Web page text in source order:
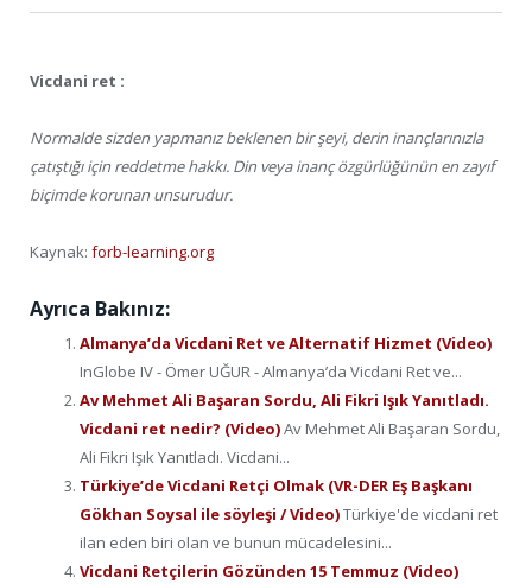
Vicdani ret :
Normalde sizden yapmanız beklenen bir şeyi, derin inançlarınızla
çatıştığı için reddetme hakkı. Din veya inanç özgürlüğünün en zayıf
biçimde korunan unsurudur.
Kaynak: forb-learning.org
Ayrıca Bakınız:
Almanya’da Vicdani Ret ve Alternatif Hizmet (Video)
InGlobe IV - Ömer UĞUR - Almanya’da Vicdani Ret ve...
Av Mehmet Ali Başaran Sordu, Ali Fikri Işık Yanıtladı.
Vicdani ret nedir? (Video)Av Mehmet Ali Başaran Sordu,
Ali Fikri Işık Yanıtladı. Vicdani...
Türkiye’de Vicdani Retçi Olmak (VR-DER Eş Başkanı
Gökhan Soysal ile söyleşi / Video)Türkiye'de vicdani ret
ilan eden biri olan ve bunun mücadelesini...
Vicdani Retçilerin Gözünden 15 Temmuz (Video)